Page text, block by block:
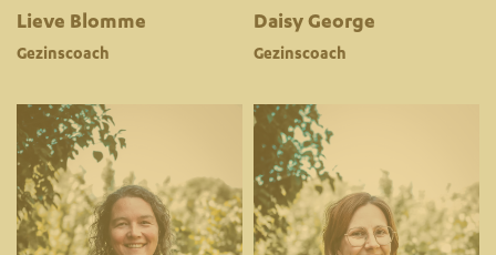
Lieve Blomme
Gezinscoach
Daisy George
Gezinscoach